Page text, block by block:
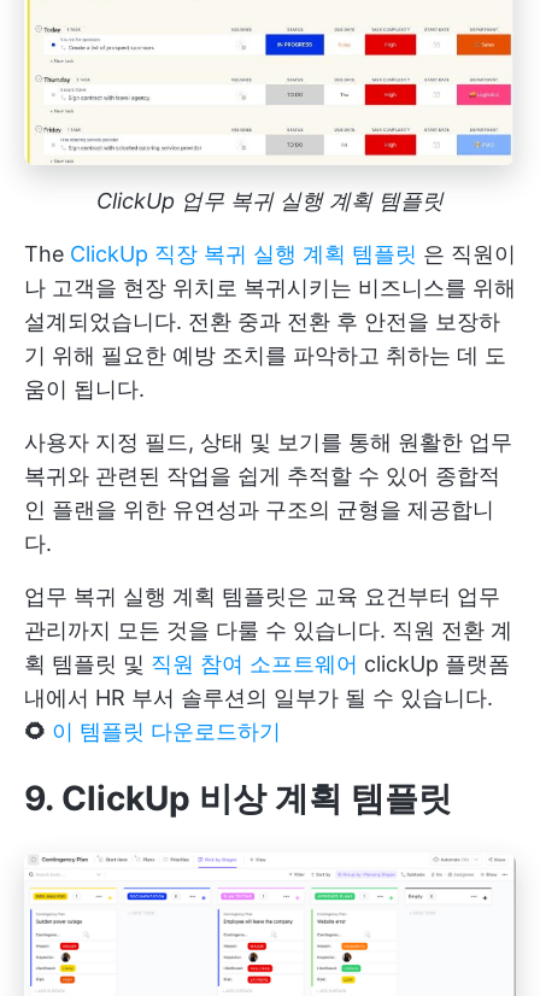
ClickUp 업무 복귀 실행 계획 템플릿
The ClickUp 직장 복귀 실행 계획 템플릿 은 직원이
나 고객을 현장 위치로 복귀시키는 비즈니스를 위해
설계되었습니다. 전환 중과 전환 후 안전을 보장하
기 위해 필요한 예방 조치를 파악하고 취하는 데 도
움이 됩니다.
사용자 지정 필드, 상태 및 보기를 통해 원활한 업무
복귀와 관련된 작업을 쉽게 추적할 수 있어 종합적
인 플랜을 위한 유연성과 구조의 균형을 제공합니
다.
업무 복귀 실행 계획 템플릿은 교육 요건부터 업무
관리까지 모든 것을 다룰 수 있습니다. 직원 전환 계
획 템플릿 및 직원 참여 소프트웨어 clickUp 플랫폼
내에서 HR 부서 솔루션의 일부가 될 수 있습니다.
🌻 이 템플릿 다운로드하기
9. ClickUp 비상 계획 템플릿